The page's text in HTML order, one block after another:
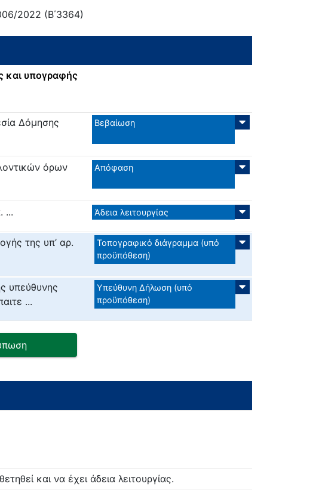
2022 (Β΄3364)
και υπογραφής
Δόμησης
Βεβαίωση
όρων
Απόφαση
... Άδεια λειτουργίας
της υπ’ αρ.
Τοπογραφικό διάγραμμα (υπό
προϋπόθεση)
υπεύθυνης
...
Υπεύθυνη Δήλωση (υπό
προϋπόθεση)
και να έχει άδεια λειτουργίας.